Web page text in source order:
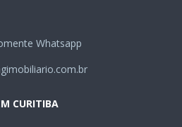
Whatsapp
CURITIBA